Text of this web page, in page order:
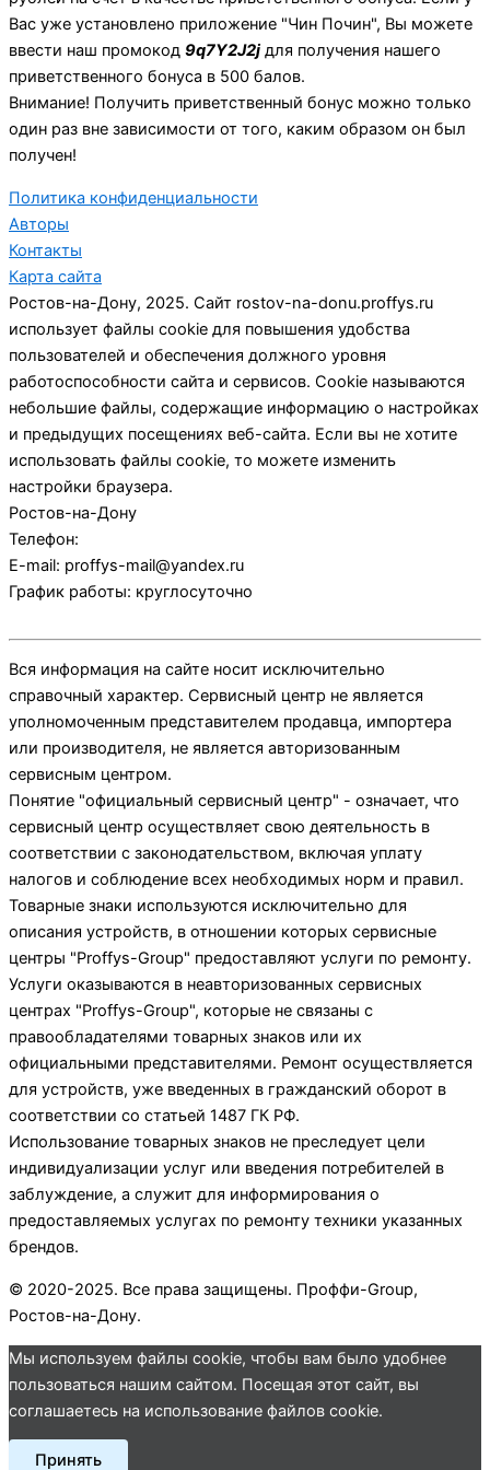
Вас уже установлено приложение "Чин Почин", Вы можете
ввести наш промокод 9q7Y2J2j для получения нашего
приветственного бонуса в 500 балов.
Внимание! Получить приветственный бонус можно только
один раз вне зависимости от того, каким образом он был
получен!
Политика конфиденциальности
Авторы
Контакты
Карта сайта
Ростов-на-Дону, 2025. Сайт rostov-na-donu.proffys.ru
использует файлы cookie для повышения удобства
пользователей и обеспечения должного уровня
работоспособности сайта и сервисов. Cookie называются
небольшие файлы, содержащие информацию о настройках
и предыдущих посещениях веб-сайта. Если вы не хотите
использовать файлы cookie, то можете изменить
настройки браузера.
Ростов-на-Дону
Телефон:
E-mail: proffys-mail@yandex.ru
График работы: круглосуточно
Вся информация на сайте носит исключительно
справочный характер. Сервисный центр не является
уполномоченным представителем продавца, импортера
или производителя, не является авторизованным
сервисным центром.
Понятие "официальный сервисный центр" - означает, что
сервисный центр осуществляет свою деятельность в
соответствии с законодательством, включая уплату
налогов и соблюдение всех необходимых норм и правил.
Товарные знаки используются исключительно для
описания устройств, в отношении которых сервисные
центры "Proffys-Group" предоставляют услуги по ремонту.
Услуги оказываются в неавторизованных сервисных
центрах "Proffys-Group", которые не связаны с
правообладателями товарных знаков или их
официальными представителями. Ремонт осуществляется
для устройств, уже введенных в гражданский оборот в
соответствии со статьей 1487 ГК РФ.
Использование товарных знаков не преследует цели
индивидуализации услуг или введения потребителей в
заблуждение, а служит для информирования о
предоставляемых услугах по ремонту техники указанных
брендов.
© 2020-2025. Все права защищены. Проффи-Group,
Ростов-на-Дону.
Мы используем файлы cookie, чтобы вам было удобнее
пользоваться нашим сайтом. Посещая этот сайт, вы
соглашаетесь на использование файлов cookie.
Принять